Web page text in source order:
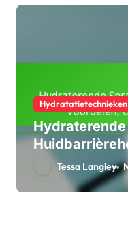
Gebruik,
Tessa Langley